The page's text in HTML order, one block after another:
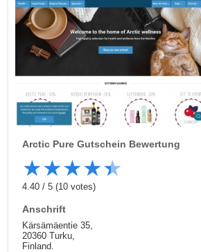
Arctic Pure Gutschein Bewertung
★★★★★
4.40/5 (10 votes)
Anschrift
Kärsämäentie 35,
20360 Turku,
Finland.